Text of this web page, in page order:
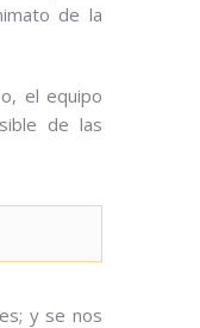
de la
el equipo
de las
y se nos